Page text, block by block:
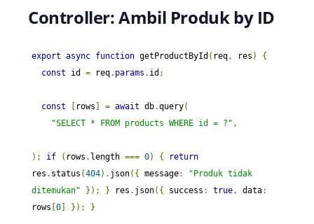
Controller: Ambil Produk by ID
export async function getProductById ( req , res )
{
const id = req. params . id ;
const [ rows ] = await db.query(
"SELECT * FROM products WHERE id = ?" ,
); if ( rows . length === 0) {
return
res . status (404). json({ message:
"Produk tidak
ditemukan"
}); } res . json({ success : true , data:
rows [0] }); }